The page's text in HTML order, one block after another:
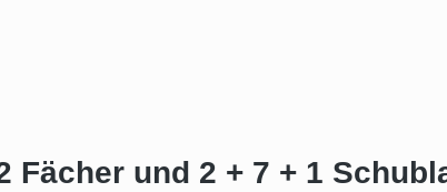
und 2 + 7 + 1